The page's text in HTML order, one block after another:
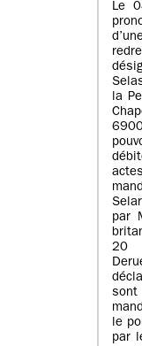
Le
la
par
20
le
par